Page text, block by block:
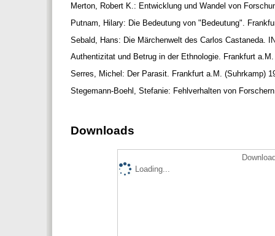
Merton, Robert K.: Entwicklung und Wandel von
Putnam, Hilary: Die Bedeutung von "Bedeutung".
Sebald, Hans: Die Märchenwelt des Carlos Castaneda.
Authentizitat und Betrug in der Ethnologie. Frankfurt
Serres, Michel: Der Parasit. Frankfurt a.M. (Suhrkamp)
Stegemann-Boehl, Stefanie: Fehlverhalten von
Downloads
Loading...